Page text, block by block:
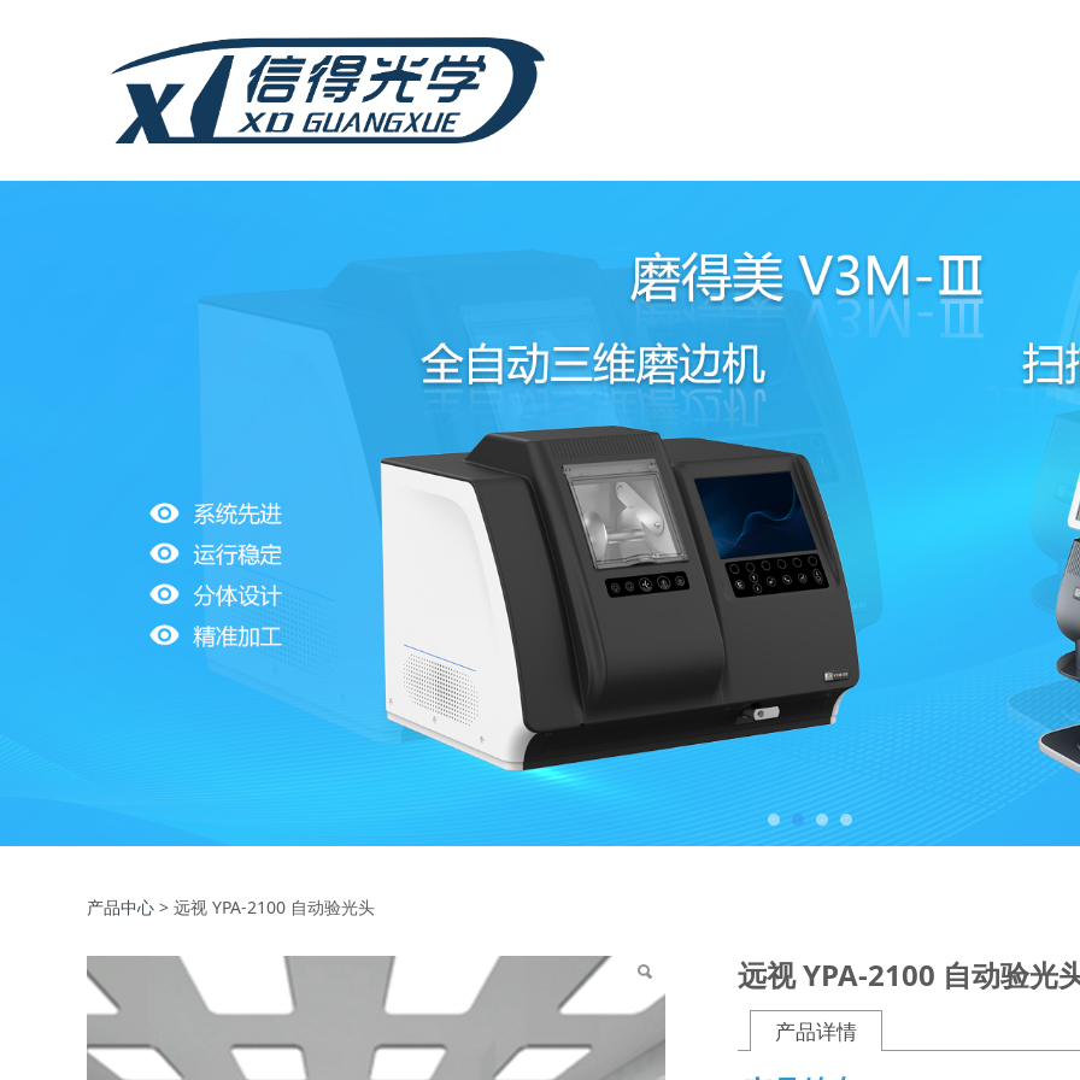
产品中心 > 远视 YPA-2100 自动验光头
远视 YPA-2100 自动验光
产品详情